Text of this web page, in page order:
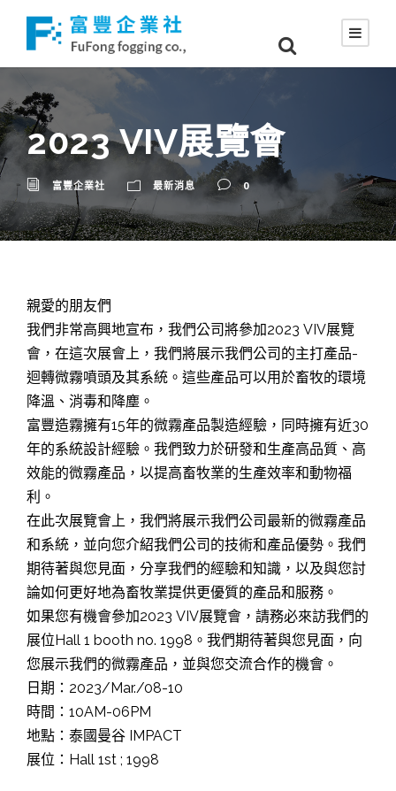
2023 VIV展覽會
富豐企業社 最新消息 0
親愛的朋友們
我們非常高興地宣布，我們公司將參加2023 VIV展覽
會，在這次展會上，我們將展示我們公司的主打產品-
迴轉微霧噴頭及其系統。這些產品可以用於畜牧的環境
降溫、消毒和降塵。
富豐造霧擁有15年的微霧產品製造經驗，同時擁有近30
年的系統設計經驗。我們致力於研發和生產高品質、高
效能的微霧產品，以提高畜牧業的生產效率和動物福
利。
在此次展覽會上，我們將展示我們公司最新的微霧產品
和系統，並向您介紹我們公司的技術和產品優勢。我們
期待著與您見面，分享我們的經驗和知識，以及與您討
論如何更好地為畜牧業提供更優質的產品和服務。
如果您有機會參加2023 VIV展覽會，請務必來訪我們的
展位Hall 1 booth no. 1998。我們期待著與您見面，向
您展示我們的微霧產品，並與您交流合作的機會。
日期：2023/Mar./08-10
時間：10AM-06PM
地點：泰國曼谷 IMPACT
展位：Hall 1st ; 1998